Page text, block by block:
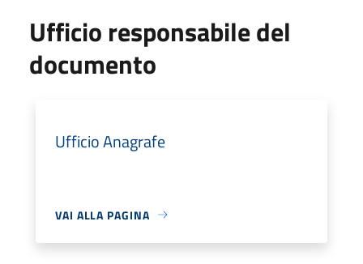
Ufficio responsabile del
documento
Ufficio Anagrafe
VAI ALLA PAGINA